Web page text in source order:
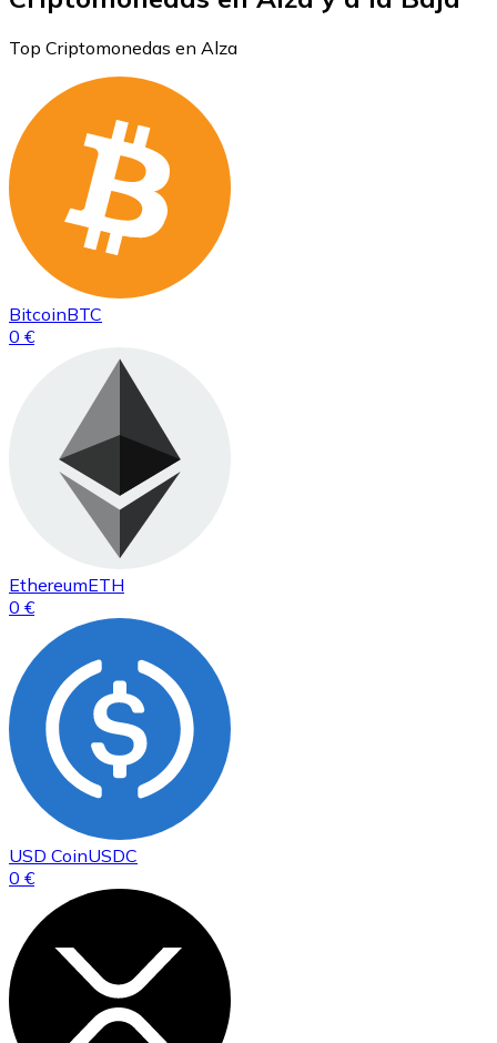
Top Criptomonedas en Alza
BitcoinBTC
0 €
EthereumETH
0 €
USD CoinUSDC
0 €